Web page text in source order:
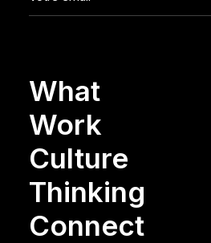
What
Work
Culture
Thinking
Connect